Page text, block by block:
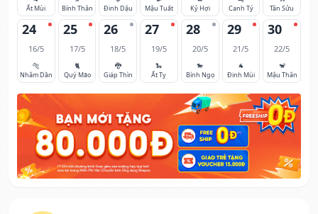
Ất Mùi
Bính Thân
Đinh Dậu
Mậu Tuất
Kỷ Hợi
Canh Tý
Tân Sửu
24
16/5
🐅
Nhâm Dần
25
17/5
🐈
Quý Mão
26
18/5
🐉
Giáp Thìn
27
19/5
🐍
Ất Tỵ
28
20/5
🐎
Bính Ngọ
29
21/5
🐐
Đinh Mùi
30
22/5
🐒
Mậu Thân